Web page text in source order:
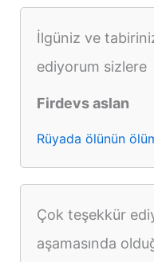
İlgüniz ve
ediyorum sizlere
Firdevs aslan
Rüyada ölünün
Çok teşekkür
aşamasında